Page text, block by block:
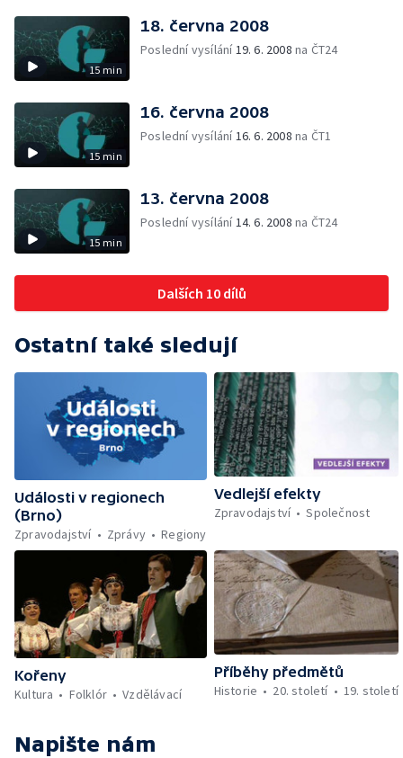
15 min
18. června 2008
Poslední vysílání19. 6. 2008 na ČT24
15 min
16. června 2008
Poslední vysílání16. 6. 2008 na ČT1
15 min
13. června 2008
Poslední vysílání14. 6. 2008 na ČT24
Dalších 10 dílů
Ostatní také sledují
Události v regionech
(Brno)
Zpravodajství
Zprávy Regiony
Vedlejší efekty
Zpravodajství
Společnost
Kořeny
Kultura
Folklór Vzdělávací
Příběhy předmětů
Historie
20. století 19. století
Napište nám